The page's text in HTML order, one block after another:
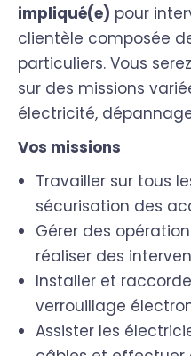
impliqué(e) pour
clientèle composée
particuliers. Vous
sur des missions
électricité,
Vos missions
Travailler sur tous
sécurisation des
Gérer des
réaliser des
Installer et
verrouillage
Assister les